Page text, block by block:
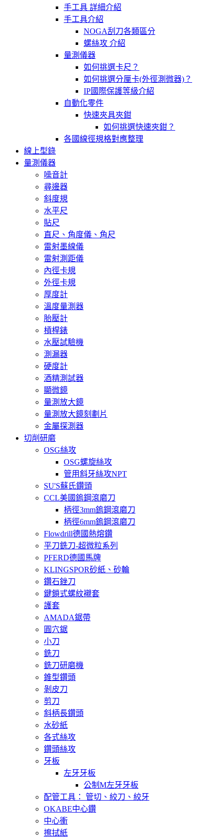
手工具 詳細介紹
手工具介紹
NOGA刮刀各類區分
螺絲攻 介紹
量測儀器
如何挑選卡尺？
如何挑選分厘卡(外徑測微器)？
IP國際保護等級介紹
自動化零件
快速夾具夾鉗
如何挑選快速夾鉗？
各國線徑規格對應整理
線上型錄
量測儀器
噪音計
尋邊器
斜度規
水平尺
貼尺
直尺、角度儀、角尺
雷射墨線儀
雷射測距儀
內徑卡規
外徑卡規
厚度計
溫度量測器
胎壓計
槓桿錶
水壓試驗機
測漏器
硬度計
酒精測試器
顯微鏡
量測放大鏡
量測放大鏡刻劃片
金屬探測器
切削研磨
OSG絲攻
OSG螺旋絲攻
管用斜牙絲攻NPT
SU'S蘇氏鑽頭
CCL美國鎢鋼滾磨刀
柄徑3mm鎢鋼滾磨刀
柄徑6mm鎢鋼滾磨刀
Flowdrill德國熱熔鑽
平刀銑刀-超微粒系列
PFERD德國馬牌
KLINGSPOR砂紙、砂輪
鑽石銼刀
鍵鎖式螺紋襯套
護套
AMADA鋸帶
圓穴鋸
小刀
銑刀
銑刀研磨機
錐型鑽頭
剝皮刀
剪刀
斜柄長鑽頭
水砂紙
各式絲攻
鑽頭絲攻
牙板
左牙牙板
公制M左牙牙板
配管工具： 管切、絞刀、絞牙
OKABE中心鑽
中心衝
擦拭紙